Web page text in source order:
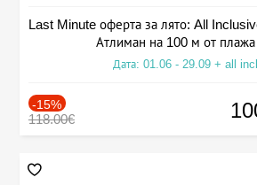
Last Minute оферта за лято: All
Атлиман на 100 м от плажа
Дата: 01.06 - 29.09 + all
-15%
118.00€